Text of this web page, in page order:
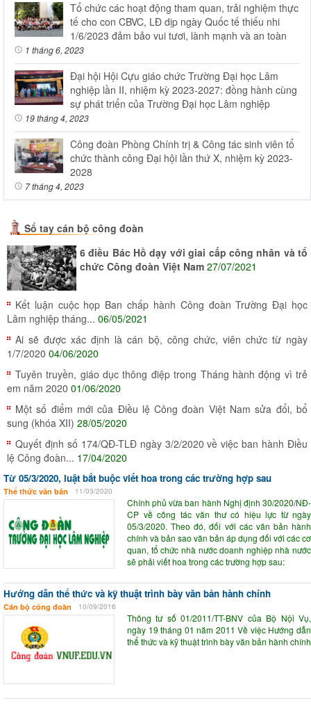
Tổ chức các hoạt động tham quan, trải nghiệm thực
tế cho con CBVC, LĐ dịp ngày Quốc tế thiếu nhi
1/6/2023 đảm bảo vui tươi, lành mạnh và an toàn
1 tháng 6, 2023
Đại hội Hội Cựu giáo chức Trường Đại học Lâm
nghiệp lần II, nhiệm kỳ 2023-2027: đồng hành cùng
sự phát triển của Trường Đại học Lâm nghiệp
19 tháng 4, 2023
Công đoàn Phòng Chính trị & Công tác sinh viên tổ
chức thành công Đại hội lần thứ X, nhiệm kỳ 2023-
2028
7 tháng 4, 2023
Sổ tay cán bộ công đoàn
6 điều Bác Hồ dạy với giai cấp công nhân và tổ
chức Công đoàn Việt Nam 27/07/2021
Kết luận cuộc họp Ban chấp hành Công đoàn Trường Đại học
Lâm nghiệp tháng... 06/05/2021
Ai sẽ được xác định là cán bộ, công chức, viên chức từ ngày
1/7/2020 04/06/2020
Tuyên truyền, giáo dục thông điệp trong Tháng hành động vì trẻ
em năm 2020 01/06/2020
Một số điểm mới của Điều lệ Công đoàn Việt Nam sửa đổi, bổ
sung (khóa XII) 28/05/2020
Quyết định số 174/QĐ-TLĐ ngày 3/2/2020 về việc ban hành Điều
lệ Công đoàn... 17/04/2020
Từ 05/3/2020, luật bắt buộc viết hoa trong các trường hợp sau
Thể thức văn bản 11/03/2020
Chính phủ vừa ban hành Nghị định 30/2020/NĐ-
CP về công tác văn thư có hiệu lực từ ngày
05/3/2020. Theo đó, đối với các văn bản hành
chính và bản sao văn bản áp dụng đối với các cơ
quan, tổ chức nhà nước doanh nghiệp nhà nước
sẽ phải viết hoa trong các trường hợp sau:
Hướng dẫn thể thức và kỹ thuật trình bày văn bản hành chính
Cán bộ công đoàn 10/09/2016
Thông tư số 01/2011/TT-BNV của Bộ Nội Vụ,
ngày 19 tháng 01 năm 2011 Về việc Hướng dẫn
thể thức và kỹ thuật trình bày văn bản hành chính